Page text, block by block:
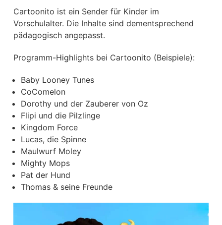
Cartoonito ist ein Sender für Kinder im
Vorschulalter. Die Inhalte sind dementsprechend
pädagogisch angepasst.
Programm-Highlights bei Cartoonito (Beispiele):
Baby Looney Tunes
CoComelon
Dorothy und der Zauberer von Oz
Flipi und die Pilzlinge
Kingdom Force
Lucas, die Spinne
Maulwurf Moley
Mighty Mops
Pat der Hund
Thomas & seine Freunde